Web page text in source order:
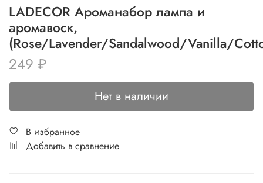
LADECOR Ароманабор лампа и
аромавоск,
(Rose/Lavender/Sandalwood/Vanilla/
249 ₽
Нет в наличии
В избранное
Добавить в сравнение